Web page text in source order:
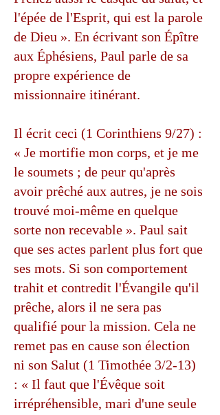
l'épée de l'Esprit, qui est la parole
de Dieu ». En écrivant son Épître
aux Éphésiens, Paul parle de sa
propre expérience de
missionnaire itinérant.
Il écrit ceci (1 Corinthiens 9/27) :
« Je mortifie mon corps, et je me
le soumets ; de peur qu'après
avoir prêché aux autres, je ne sois
trouvé moi-même en quelque
sorte non recevable ». Paul sait
que ses actes parlent plus fort que
ses mots. Si son comportement
trahit et contredit l'Évangile qu'il
prêche, alors il ne sera pas
qualifié pour la mission. Cela ne
remet pas en cause son élection
ni son Salut (1 Timothée 3/2-13)
: « Il faut que l'Évêque soit
irrépréhensible, mari d'une seule